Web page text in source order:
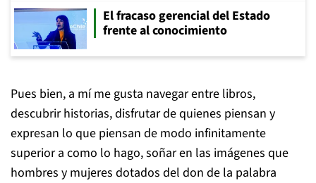
El fracaso gerencial del Estado
frente al conocimiento
Pues bien, a mí me gusta navegar entre libros,
descubrir historias, disfrutar de quienes piensan y
expresan lo que piensan de modo infinitamente
superior a como lo hago, soñar en las imágenes que
hombres y mujeres dotados del don de la palabra